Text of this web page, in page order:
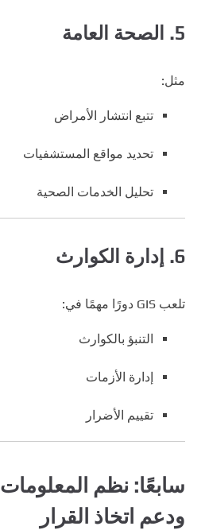
5. الصحة العامة
مثل:
تتبع انتشار الأمراض
تحديد مواقع المستشفيات
تحليل الخدمات الصحية
6. إدارة الكوارث
تلعب GIS دورًا مهمًا في:
التنبؤ بالكوارث
إدارة الأزمات
تقييم الأضرار
سابعًا: نظم المعلومات
ودعم اتخاذ القرار